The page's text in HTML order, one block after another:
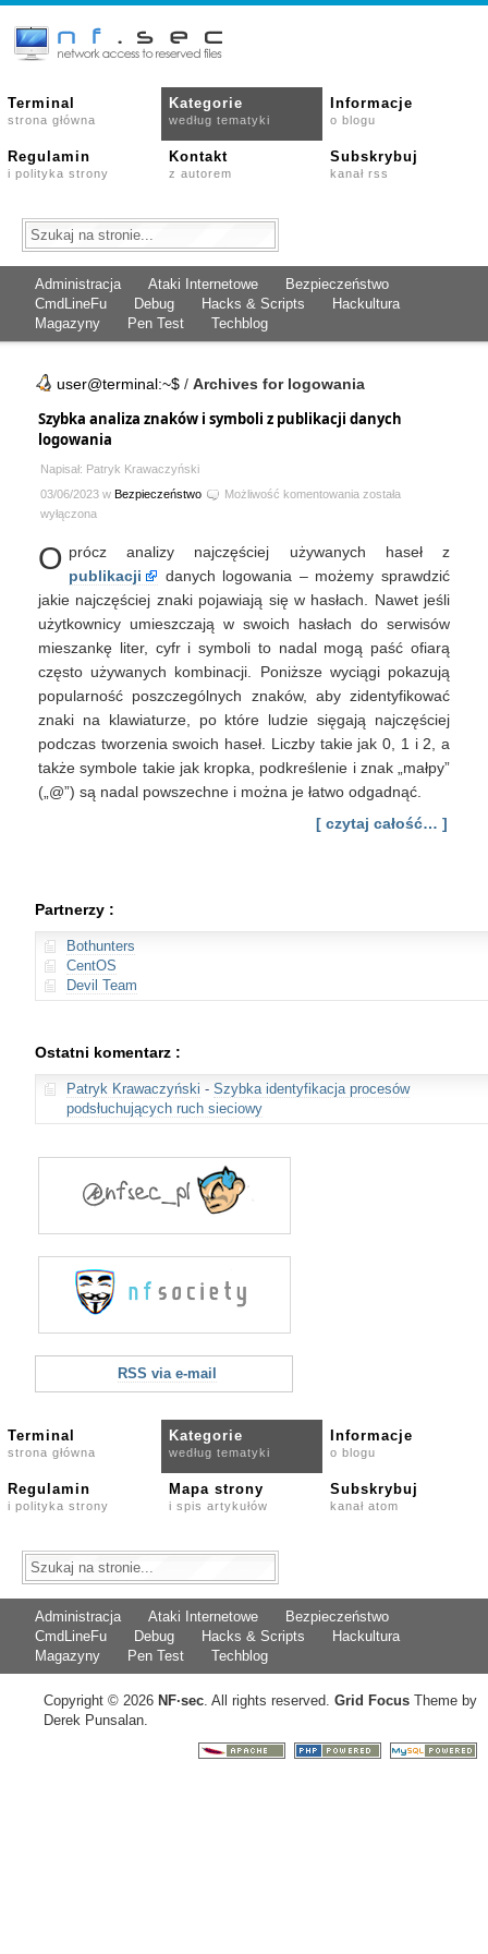
Terminal
strona główna
Kategorie
według tematyki
Informacje
o blogu
Regulamin
i polityka strony
Kontakt
z autorem
Subskrybuj
kanał rss
Administracja Ataki Internetowe
Bezpieczeństwo
CmdLineFu
Debug Hacks & Scripts
Hackultura
Magazyny
Pen Test Techblog
user@terminal:~$ / Archives for logowania
Szybka analiza znaków i symboli z publikacji danych
logowania
Napisał: Patryk Krawaczyński
03/06/2023 w Bezpieczeństwo Możliwość komentowania Szybka
i
symboli
danych
logowania
została
wyłączona
O prócz analizy najczęściej używanych haseł z
publikacji
danych logowania – możemy sprawdzić
jakie najczęściej znaki pojawiają się w hasłach. Nawet jeśli
użytkownicy umieszczają w swoich hasłach do serwisów
mieszankę liter, cyfr i symboli to nadal mogą paść ofiarą
często używanych kombinacji. Poniższe wyciągi pokazują
popularność poszczególnych znaków, aby zidentyfikować
znaki na klawiaturze, po które ludzie sięgają najczęściej
podczas tworzenia swoich haseł. Liczby takie jak 0, 1 i 2, a
także symbole takie jak kropka, podkreślenie i znak „małpy”
(„@”) są nadal powszechne i można je łatwo odgadnąć.
[ czytaj całość… ]
Partnerzy :
Bothunters
CentOS
Devil Team
Ostatni komentarz :
Patryk Krawaczyński - Szybka identyfikacja procesów
podsłuchujących ruch sieciowy
RSS via e-mail
Terminal
strona główna
Kategorie
według tematyki
Informacje
o blogu
Regulamin
i polityka strony
Mapa strony
i spis artykułów
Subskrybuj
kanał atom
Administracja Ataki Internetowe
Bezpieczeństwo
CmdLineFu
Debug Hacks & Scripts
Hackultura
Magazyny
Pen Test Techblog
Copyright © 2026 NF·sec. All rights reserved. Grid Focus Theme by
Derek Punsalan.